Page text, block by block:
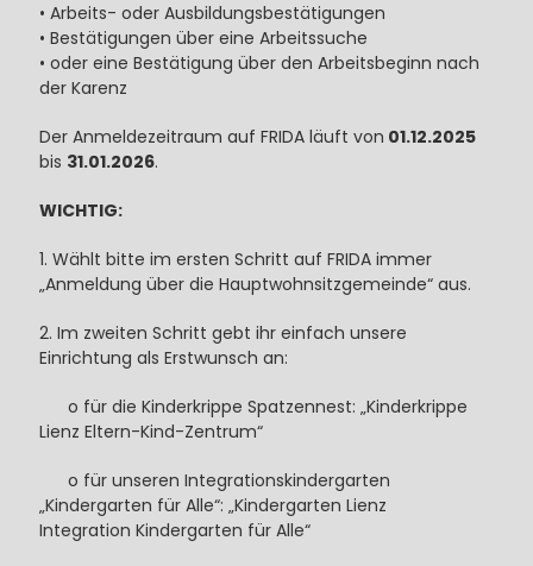
• Arbeits- oder Ausbildungsbestätigungen
• Bestätigungen über eine Arbeitssuche
• oder eine Bestätigung über den Arbeitsbeginn nach
der Karenz
Der Anmeldezeitraum auf FRIDA läuft von 01.12.2025
bis 31.01.2026.
WICHTIG:
1. Wählt bitte im ersten Schritt auf FRIDA immer
„Anmeldung über die Hauptwohnsitzgemeinde“ aus.
2. Im zweiten Schritt gebt ihr einfach unsere
Einrichtung als Erstwunsch an:
o für die Kinderkrippe Spatzennest: „Kinderkrippe
Lienz Eltern-Kind-Zentrum“
o für unseren Integrationskindergarten
„Kindergarten für Alle“: „Kindergarten Lienz
Integration Kindergarten für Alle“